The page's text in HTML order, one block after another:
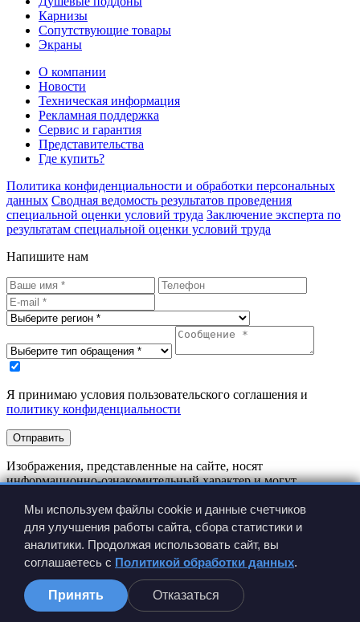
Карнизы
Сопутствующие товары
Экраны
О компании
Новости
Техническая информация
Рекламная поддержка
Сервис и гарантия
Представительства
Где купить?
Политика конфиденциальности и обработки персональных
данных Сводная ведомость результатов проведения
специальной оценки условий труда Заключение эксперта по
результатам специальной оценки условий труда
Напишите нам
Я принимаю условия пользовательского соглашения и
политику конфиденциальности
Отправить
Изображения, представленные на сайте, носят
информационно-ознакомительный характер и могут
Производитель имеет право вносить изменения в
конструкцию изделия без предварительного уведомления.
Мы используем файлы cookie и данные счетчиков
для улучшения работы сайта, сбора статистики и
аналитики. Продолжая использовать сайт, вы
соглашаетесь с Политикой обработки данных.
Принять Отказаться